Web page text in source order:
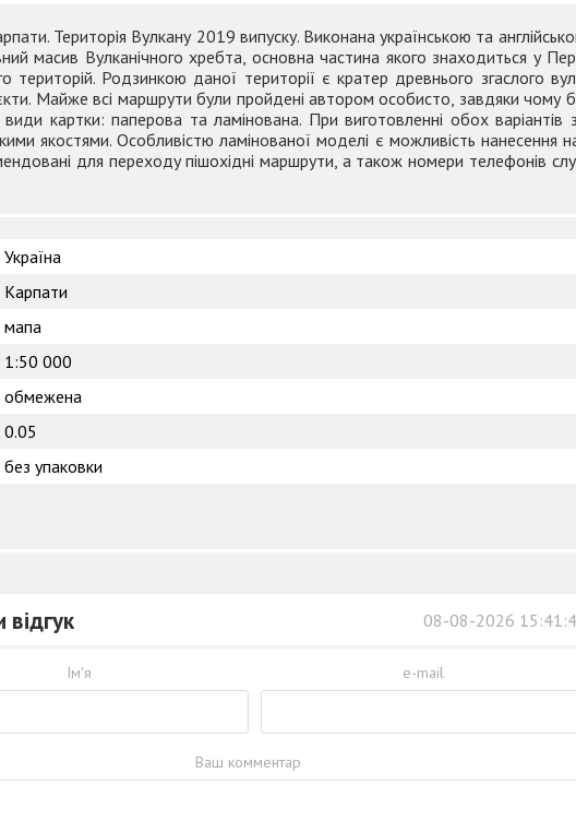
Територія Вулкану 2019 випуску. Виконана українською та
масив Вулканічного хребта, основна частина якого знаходиться у
Родзинкою даної території є кратер древнього згаслого
Майже всі маршрути були пройдені автором особисто, завдяки чому
картки: паперова та ламінована. При виготовленні обох варіантів
якостями. Особливістю ламінованої моделі є можливість нанесення
для переходу пішохідні маршрути, а також номери телефонів
Україна
Карпати
мапа
1:50 000
обмежена
0.05
без упаковки
відгук 08-08-2026
Ім'я e-mail
Ваш комментар